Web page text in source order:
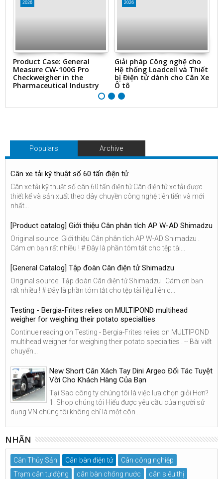
2026
Product Case: General
Measure CW-100G Pro
Checkweigher in the
Pharmaceutical Industry
2026
Giải pháp Công nghệ cho
Hệ thống Loadcell và Thiết
bị Điện tử dành cho Cân Xe
Ô tô
Populars Archive
Cân xe tải kỹ thuật số 60 tấn điện tử
Cân xe tải kỹ thuật số cân 60 tấn điện tử Cân điện tử xe tải được
thiết kế và sản xuất theo dây chuyền công nghệ tiên tiến và mới
nhất...
[Product catalog] Giới thiệu Cân phân tích AP W-AD Shimadzu
Original source: Giới thiệu Cân phân tích AP W-AD Shimadzu .
Cám ơn bạn rất nhiều ! # Đây là phần tóm tắt cho tệp tài...
[General Catalog] Tập đoàn Cân điện tử Shimadzu
Original source: Tập đoàn Cân điện tử Shimadzu . Cám ơn bạn
rất nhiều ! # Đây là phần tóm tắt cho tệp tài liệu liên q...
Testing - Bergia-Frites relies on MULTIPOND multihead
weigher for weighing their potato specialties
Continue reading on Testing - Bergia-Frites relies on MULTIPOND
multihead weigher for weighing their potato specialties . -- Bài viết
chuyển...
New Short Cân Xách Tay Dini Argeo Đối Tác Tuyệt
Vời Cho Khách Hàng Của Bạn
Tại Sao công ty chúng tôi là việc lựa chọn giỏi Hơn?
1. Shop chúng tôi Hiểu được yêu cầu của người sử
dụng VN chúng tôi không chỉ là một côn...
NHÃN
Cân Thủy Sản Cân bàn điện tử
Cân công nghiệp
Trạm cân tự động
cân bàn chống nước cân siêu thị